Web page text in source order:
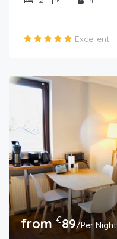
Excellent
from€89/Per Night